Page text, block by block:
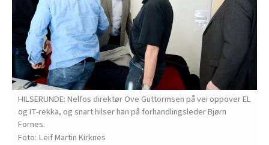
HILSERUNDE: Nelfos direktør Ove Guttormsen på vei oppover EL
og IT-rekka, og snart hilser han på forhandlingsleder Bjørn
Fornes.
Leif Martin Kirknes